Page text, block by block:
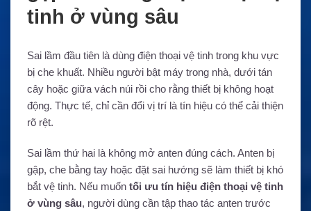
tinh ở vùng sâu
Sai lầm đầu tiên là dùng điện thoại vệ tinh trong khu vực
bị che khuất. Nhiều người bật máy trong nhà, dưới tán
cây hoặc giữa vách núi rồi cho rằng thiết bị không hoạt
động. Thực tế, chỉ cần đổi vị trí là tín hiệu có thể cải thiện
rõ rệt.
Sai lầm thứ hai là không mở anten đúng cách. Anten bị
gập, che bằng tay hoặc đặt sai hướng sẽ làm thiết bị khó
bắt vệ tinh. Nếu muốn tối ưu tín hiệu điện thoại vệ tinh
ở vùng sâu, người dùng cần tập thao tác anten trước